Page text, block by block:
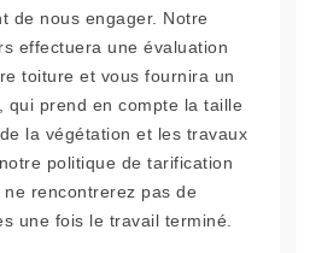
de nous engager. Notre
effectuera une évaluation
toiture et vous fournira un
qui prend en compte la taille
la végétation et les travaux
politique de tarification
rencontrerez pas de
une fois le travail terminé.